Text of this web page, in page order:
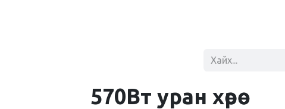
570Вт уран хөрөө